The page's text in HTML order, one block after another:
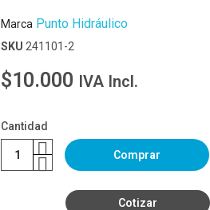
Marca Punto Hidráulico
SKU 241101-2
$10.000 IVA Incl.
Cantidad
Comprar
Cotizar